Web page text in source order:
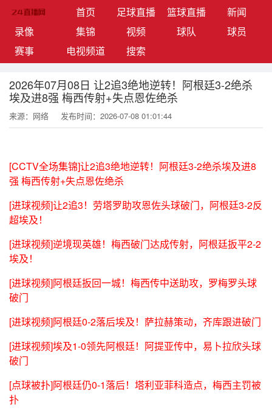
首页(current)足球直播 篮球直播
新闻
录像
集锦 视频 球队
球员
赛事
电视频道 搜索
2026年07月08日 让2追3绝地逆转！阿根廷3-2绝杀
埃及进8强 梅西传射+失点恩佐绝杀
来源：网络 发布时间：2026-07-08 01:01:44
[CCTV全场集锦]让2追3绝地逆转！阿根廷3-2绝杀埃及进8
强 梅西传射+失点恩佐绝杀
[进球视频]让2追3！劳塔罗助攻恩佐头球破门，阿根廷3-2反
超埃及！
[进球视频]逆境现英雄！梅西破门达成传射，阿根廷扳平2-2
埃及！
[进球视频]阿根廷扳回一城！梅西传中送助攻，罗梅罗头球
破门
[进球视频]阿根廷0-2落后埃及！萨拉赫策动，齐库跟进破门
[进球视频]埃及1-0领先阿根廷！阿提亚传中，易卜拉欣头球
破门
[点球被扑]阿根廷仍0-1落后！塔利亚菲科造点，梅西主罚被
扑